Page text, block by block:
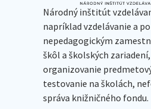
Národný inštitút
napríklad vzdelávanie a
nepedagogickým
škôl a školských
organizovanie
testovanie na školách,
správa knižničného fondu.